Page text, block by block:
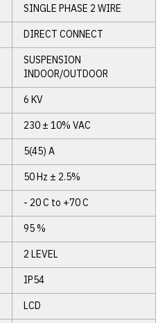
SINGLE PHASE 2 WIRE
DIRECT CONNECT
SUSPENSION
INDOOR/OUTDOOR
6 KV
230 ± 10% VAC
5(45) A
50 Hz ± 2.5%
- 20 C to +70 C
95 %
2 LEVEL
IP54
LCD